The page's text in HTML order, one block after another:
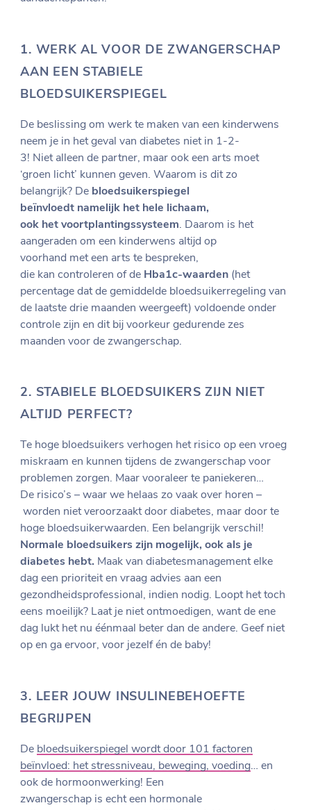
1. WERK AL VOOR DE ZWANGERSCHAP
AAN EEN STABIELE
BLOEDSUIKERSPIEGEL
De beslissing om werk te maken van een kinderwens
neem je in het geval van diabetes niet in 1-2-
3! Niet alleen de partner, maar ook een arts moet
‘groen licht’ kunnen geven. Waarom is dit zo
belangrijk? De bloedsuikerspiegel
beïnvloedt namelijk het hele lichaam,
ook het voortplantingssysteem. Daarom is het
aangeraden om een kinderwens altijd op
voorhand met een arts te bespreken,
die kan controleren of de Hba1c-waarden (het
percentage dat de gemiddelde bloedsuikerregeling van
de laatste drie maanden weergeeft) voldoende onder
controle zijn en dit bij voorkeur gedurende zes
maanden voor de zwangerschap.
2. STABIELE BLOEDSUIKERS ZIJN NIET
ALTIJD PERFECT?
Te hoge bloedsuikers verhogen het risico op een vroeg
miskraam en kunnen tijdens de zwangerschap voor
problemen zorgen. Maar vooraleer te paniekeren…
De risico’s – waar we helaas zo vaak over horen –
worden niet veroorzaakt door diabetes, maar door te
hoge bloedsuikerwaarden. Een belangrijk verschil!
Normale bloedsuikers zijn mogelijk, ook als je
diabetes hebt. Maak van diabetesmanagement elke
dag een prioriteit en vraag advies aan een
gezondheidsprofessional, indien nodig. Loopt het toch
eens moeilijk? Laat je niet ontmoedigen, want de ene
dag lukt het nu éénmaal beter dan de andere. Geef niet
op en ga ervoor, voor jezelf én de baby!
3. LEER JOUW INSULINEBEHOEFTE
BEGRIJPEN
De bloedsuikerspiegel wordt door 101 factoren
beïnvloed: het stressniveau, beweging, voeding… en
ook de hormoonwerking! Een
zwangerschap is echt een hormonale